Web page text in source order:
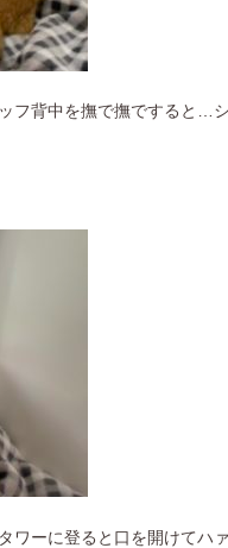
フ背中を撫で撫ですると…
ワーに登ると口を開けてハ